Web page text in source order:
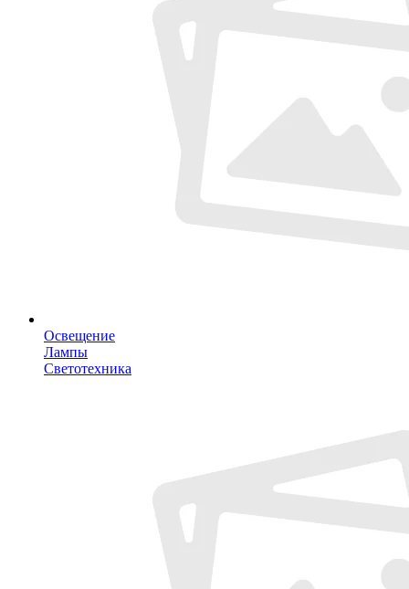
Освещение
Лампы
Светотехника